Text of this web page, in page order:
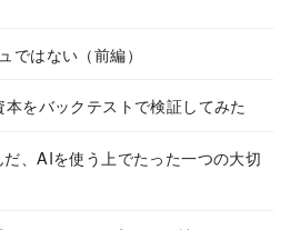
ではない（前編）
をバックテストで検証してみた
、AIを使う上でたった一つの大切